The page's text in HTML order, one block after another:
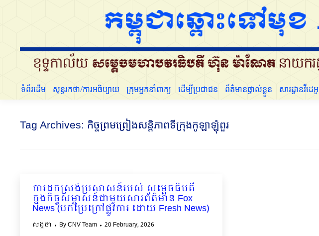
ទំព័រដើម សុន្ទរកថា/ការអធិប្បាយ ក្រុមអ្នកនាំពាក្យ ដើម្បីប្រជាជន ព័ត៌មានផ្ទាល់ខ្លួន សារដ្ឋានវីដេអូ
Tag Archives: កិច្ចព្រមព្រៀងសន្តិភាពទីក្រុងកូឡាឡុំពួរ
ការដកស្រង់ប្រសាសន៍របស់ សម្ដេចធិបតី
ក្នុងកិច្ចសម្ភាសន៍ជាមួយសារព័ត៌មាន Fox
News (បកប្រែក្រៅផ្លូវការ ដោយ Fresh News)
សង្កថា ByCNV Team 20 February, 2026
សុន្ទរកថា/ការអធិប្បាយ ក្រុមអ្នកនាំពាក្យ ដើម្បីប្រជាជន ព័ត៌មានផ្ទាល់ខ្លួន